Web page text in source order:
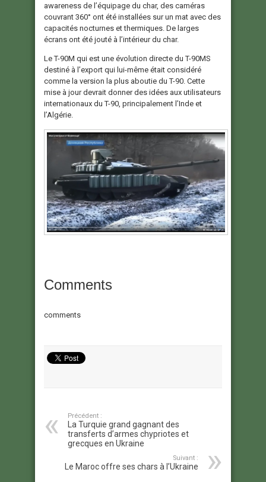
awareness de l’équipage du char, des caméras
couvrant 360° ont été installées sur un mat avec des
capacités nocturnes et thermiques. De larges
écrans ont été jouté à l’intérieur du char.
Le T-90M qui est une évolution directe du T-90MS
destiné à l’export qui lui-même était considéré
comme la version la plus aboutie du T-90. Cette
mise à jour devrait donner des idées aux utilisateurs
internationaux du T-90, principalement l’Inde et
l’Algérie.
Comments
comments
Précédent :
La Turquie grand gagnant des
transferts d’armes chypriotes et
grecques en Ukraine
Suivant :
Le Maroc offre ses chars à l’Ukraine